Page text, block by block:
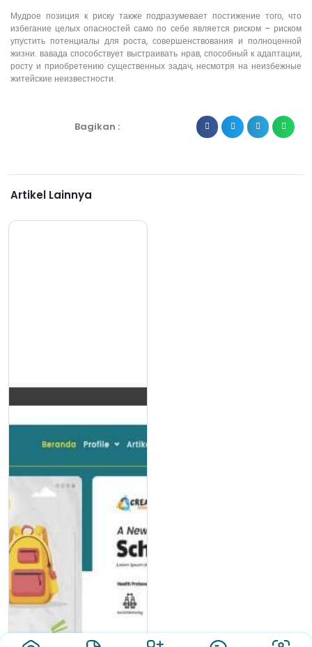
Мудрое позиция к риску также подразумевает постижение того, что
избегание целых опасностей само по себе является риском – риском
упустить потенциалы для роста, совершенствования и полноценной
жизни. вавада способствует выстраивать нрав, способный к адаптации,
росту и приобретению существенных задач, несмотря на неизбежные
житейские неизвестности.
Bagikan :
Artikel Lainnya